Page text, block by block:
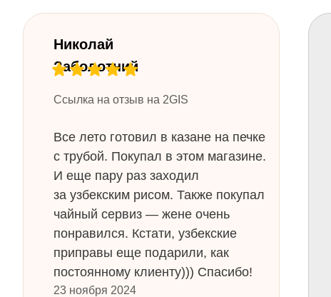
Все лето готовил в казане на печке
с трубой. Покупал в этом магазине.
И еще пару раз заходил
за узбекским рисом. Также покупал
чайный сервиз — жене очень
понравился. Кстати, узбекские
приправы еще подарили, как
постоянному клиенту))) Спасибо!
Ссылка на отзыв на 2GIS
Николай
Заболотний
23 ноября 2024